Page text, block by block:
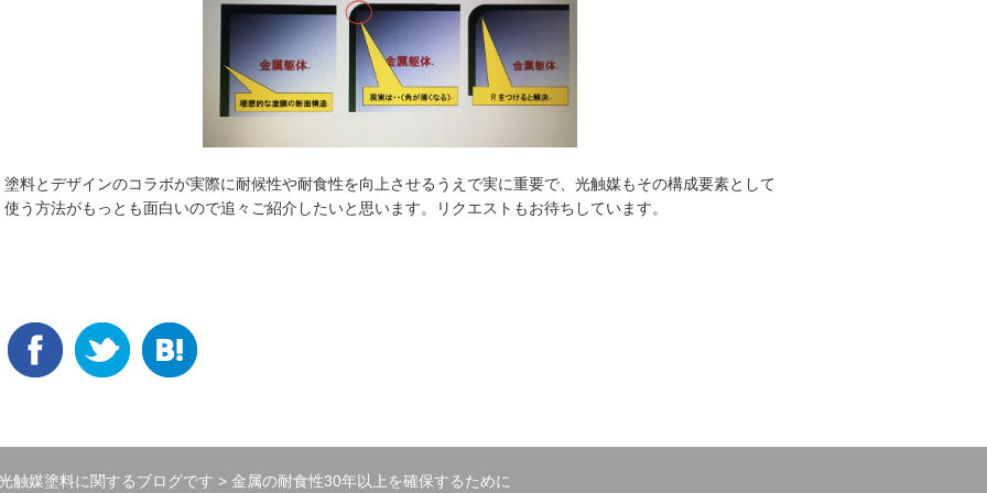
塗料とデザインのコラボが実際に耐候性や耐食性を向上させるうえで実に重要で、光触媒もその構成要素として
使う方法がもっとも面白いので追々ご紹介したいと思います。リクエストもお待ちしています。
触媒塗料に関するブログです 金属の耐食性30年以上を確保するために